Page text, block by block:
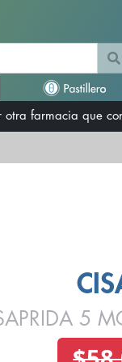
otra farmacia que
5